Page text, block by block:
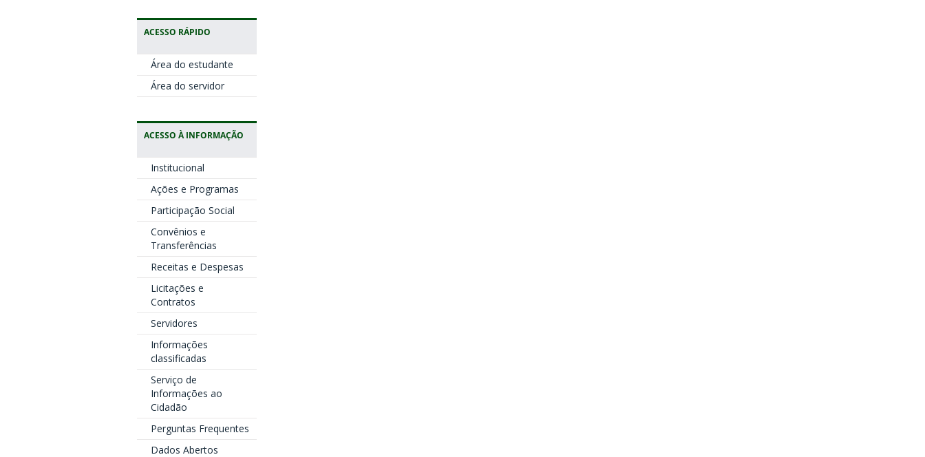
ACESSO RÁPIDO
Área do estudante
Área do servidor
ACESSO À INFORMAÇÃO
Institucional
Ações e Programas
Participação Social
Convênios e
Transferências
Receitas e Despesas
Licitações e
Contratos
Servidores
Informações
classificadas
Serviço de
Informações ao
Cidadão
Perguntas Frequentes
Dados Abertos